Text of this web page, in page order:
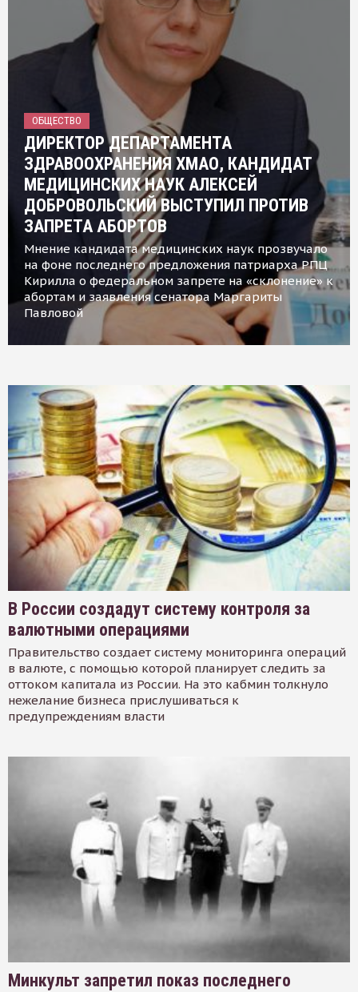
ОБЩЕСТВО
ДИРЕКТОР ДЕПАРТАМЕНТА
ЗДРАВООХРАНЕНИЯ ХМАО, КАНДИДАТ
МЕДИЦИНСКИХ НАУК АЛЕКСЕЙ
ДОБРОВОЛЬСКИЙ ВЫСТУПИЛ ПРОТИВ
ЗАПРЕТА АБОРТОВ
Мнение кандидата медицинских наук прозвучало
на фоне последнего предложения патриарха РПЦ
Кирилла о федеральном запрете на «склонение» к
абортам и заявления сенатора Маргариты
Павловой
В России создадут систему контроля за
валютными операциями
Правительство создает систему мониторинга операций
в валюте, с помощью которой планирует следить за
оттоком капитала из России. На это кабмин толкнуло
нежелание бизнеса прислушиваться к
предупреждениям власти
Минкульт запретил показ последнего